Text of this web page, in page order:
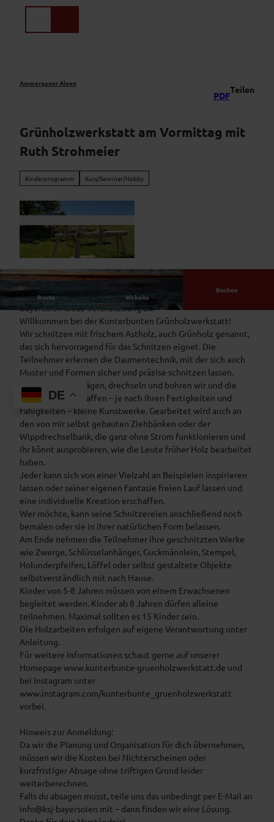
Ammergauer Alpen
PDF
Teilen
Grünholzwerkstatt am Vormittag mit
Ruth Strohmeier
Kinderprogramm Kurs/Seminar/Hobby
Route Website
Buchen
Im Rahmen des Ferienprogramms 2026 bietet der KSJ
Bayersoien diese Veranstaltung an.
Willkommen bei der Kunterbunten Grünholzwerkstatt!
Wir schnitzen mit frischem Astholz, auch Grünholz genannt,
das sich hervorragend für das Schnitzen eignet. Die
Teilnehmer erlernen die Daumentechnik, mit der sich auch
Muster und Formen sicher und präzise schnitzen lassen.
Ebenso spalten, sägen, drechseln und bohren wir und die
Teilnehmer erschaffen – je nach ihren Fertigkeiten und
Fähigkeiten – kleine Kunstwerke. Gearbeitet wird auch an
den von mir selbst gebauten Ziehbänken oder der
Wippdrechselbank, die ganz ohne Strom funktionieren und
ihr könnt ausprobieren, wie die Leute früher Holz bearbeitet
haben.
Jeder kann sich von einer Vielzahl an Beispielen inspirieren
lassen oder seiner eigenen Fantasie freien Lauf lassen und
eine individuelle Kreation erschaffen.
Wer möchte, kann seine Schnitzereien anschließend noch
bemalen oder sie in ihrer natürlichen Form belassen.
Am Ende nehmen die Teilnehmer ihre geschnitzten Werke
wie Zwerge, Schlüsselanhänger, Guckmännlein, Stempel,
Holunderpfeifen, Löffel oder selbst gestaltete Objekte
selbstverständlich mit nach Hause.
Kinder von 5-8 Jahren müssen von einem Erwachsenen
begleitet werden. Kinder ab 8 Jahren dürfen alleine
teilnehmen. Maximal sollten es 15 Kinder sein.
Die Holzarbeiten erfolgen auf eigene Verantwortung unter
Anleitung.
Für weitere Informationen schaut gerne auf unserer
Homepage www.kunterbunte-gruenholzwerkstatt.de und
bei Instagram unter
www.instagram.com/kunterbunte_gruenholzwerkstatt
vorbei.
Hinweis zur Anmeldung:
Da wir die Planung und Organisation für dich übernehmen,
müssen wir die Kosten bei Nichterscheinen oder
kurzfristiger Absage ohne triftigen Grund leider
weiterberechnen.
Falls du absagen musst, teile uns das unbedingt per E-Mail an
info@ksj-bayersoien mit – dann finden wir eine Lösung.
DE